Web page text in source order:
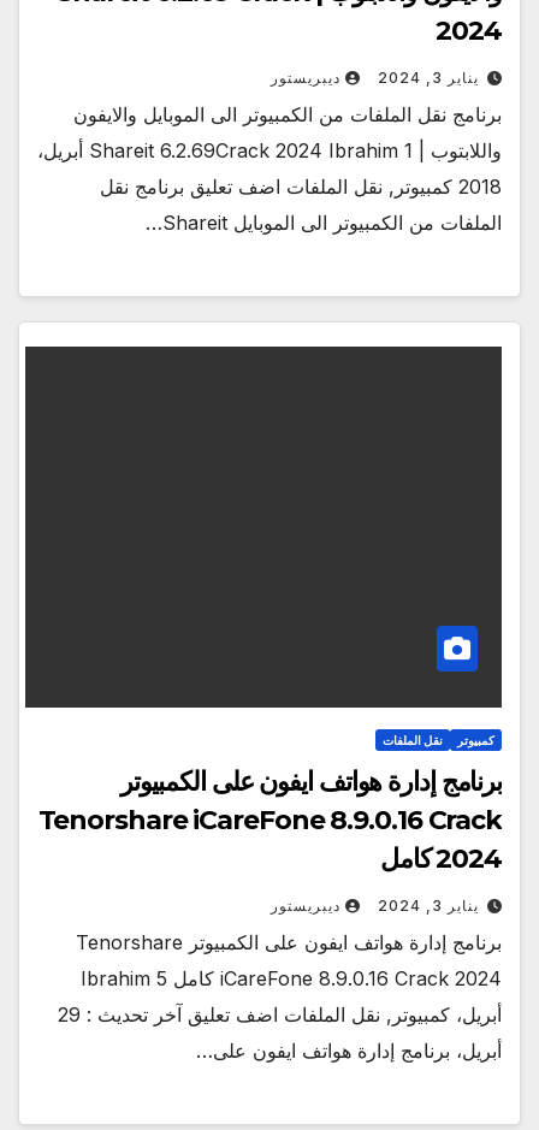
2024
يناير 3, 2024 ديبريستور
برنامج نقل الملفات من الكمبيوتر الى الموبايل والايفون
واللابتوب | Shareit 6.2.69Crack 2024 Ibrahim 1 أبريل،
2018 كمبيوتر, نقل الملفات اضف تعليق برنامج نقل
الملفات من الكمبيوتر الى الموبايل Shareit…
كمبيوتر نقل الملفات
برنامج إدارة هواتف ايفون على الكمبيوتر
Tenorshare iCareFone 8.9.0.16 Crack
2024 كامل
يناير 3, 2024 ديبريستور
برنامج إدارة هواتف ايفون على الكمبيوتر Tenorshare
iCareFone 8.9.0.16 Crack 2024 كامل Ibrahim 5
أبريل، كمبيوتر, نقل الملفات اضف تعليق آخر تحديث : 29
أبريل، برنامج إدارة هواتف ايفون على…